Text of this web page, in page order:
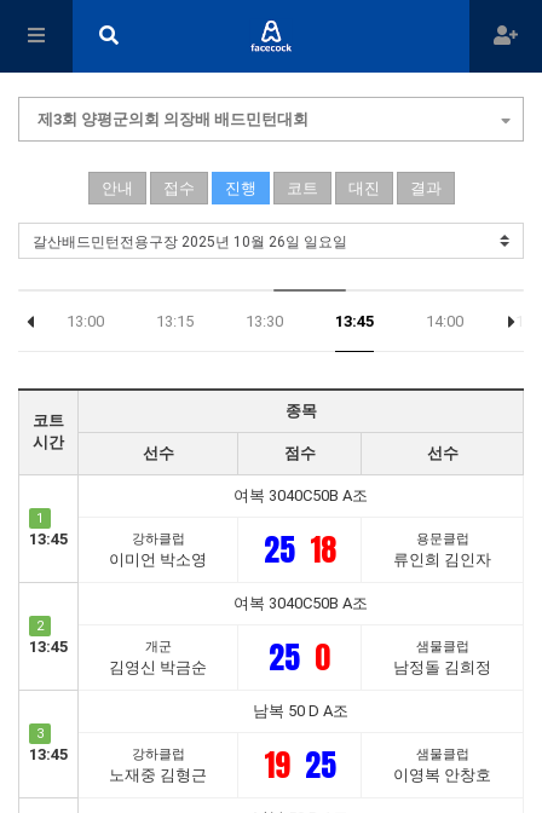
제3회 양평군의회 의장배 배드민턴대회
안내 접수 진행 코트 대진 결과
13:00 13:15 13:30 13:45 14:00
코트
시간
종목
선수 점수 선수
1
13:45
여복 3040C50B A조
강하클럽
이미언 박소영 25 18 용문클럽
류인희 김인자
2
13:45
여복 3040C50B A조
개군
김영신 박금순 25 0 샘물클럽
남정돌 김희정
3
13:45
남복 50 D A조
강하클럽
노재중 김형근 19 25 샘물클럽
이영복 안창호